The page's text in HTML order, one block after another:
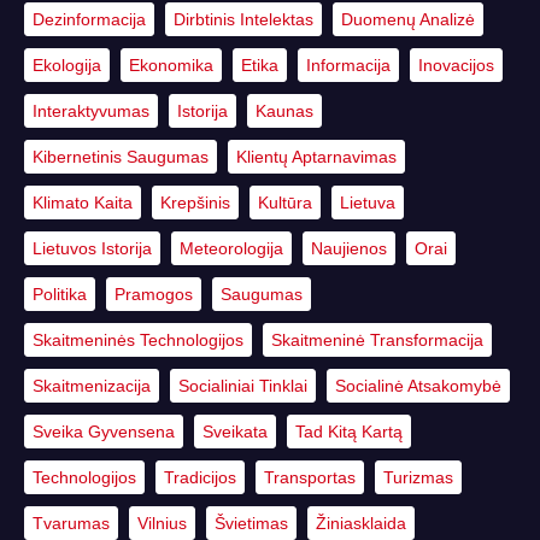
Dezinformacija Dirbtinis Intelektas Duomenų Analizė
Ekologija Ekonomika Etika Informacija Inovacijos
Interaktyvumas Istorija Kaunas
Kibernetinis Saugumas Klientų Aptarnavimas
Klimato Kaita Krepšinis Kultūra Lietuva
Lietuvos Istorija Meteorologija Naujienos Orai
Politika Pramogos Saugumas
Skaitmeninės Technologijos Skaitmeninė Transformacija
Skaitmenizacija Socialiniai Tinklai Socialinė Atsakomybė
Sveika Gyvensena Sveikata Tad Kitą Kartą
Technologijos Tradicijos Transportas Turizmas
Tvarumas Vilnius Švietimas Žiniasklaida